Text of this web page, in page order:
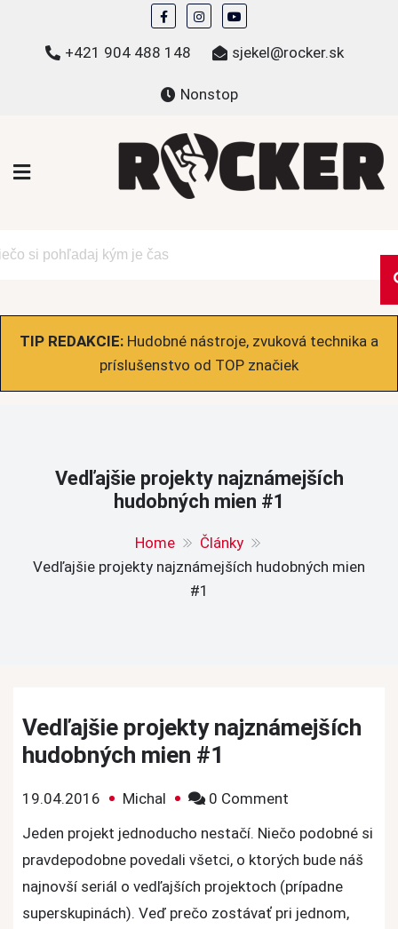
content
+421 904 488 148 sjekel@rocker.sk
Nonstop
TIP REDAKCIE: Hudobné nástroje, zvuková technika a
príslušenstvo od TOP značiek
Vedľajšie projekty najznámejších
hudobných mien #1
Home
Články
Vedľajšie projekty najznámejších hudobných mien
#1
Vedľajšie projekty najznámejších
hudobných mien #1
19.04.2016 Michal 0 Comment
projekty
najznámejších
hudobných
mien
Jeden projekt jednoducho nestačí. Niečo podobné si
pravdepodobne povedali všetci, o ktorých bude náš
najnovší seriál o vedľajších projektoch (prípadne
superskupinách). Veď prečo zostávať pri jednom,